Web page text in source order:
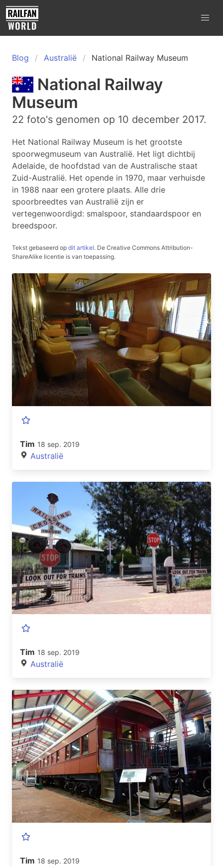
Blog Australië National Railway Museum
National Railway
Museum
22 foto's genomen op 10 december 2017.
Het National Railway Museum is het grootste
spoorwegmuseum van Australië. Het ligt dichtbij
Adelaide, de hoofdstad van de Australische staat
Zuid-Australië. Het opende in 1970, maar verhuisde
in 1988 naar een grotere plaats. Alle drie
spoorbreedtes van Australië zijn er
vertegenwoordigd: smalspoor, standaardspoor en
breedspoor.
Tekst gebaseerd op dit artikel. De Creative Commons Attribution-
ShareAlike licentie is van toepassing.
Tim 18 sep. 2019
Australië
Tim 18 sep. 2019
Australië
Tim 18 sep. 2019